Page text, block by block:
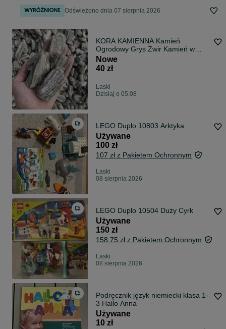
Odświeżono dnia 07 sierpnia 2026
KORA KAMIENNA Kamień
Ogrodowy Grys Żwir Kamień w
Workach Opaska
Nowe
40 zł
Laski
Dzisiaj o 05:08
LEGO Duplo 10803 Arktyka
Używane
100 zł
107 zł z Pakietem Ochronnym
Laski
08 sierpnia 2026
LEGO Duplo 10504 Duży Cyrk
Używane
150 zł
158,75 zł z Pakietem Ochronnym
Laski
08 sierpnia 2026
Podręcznik język niemiecki klasa 1-
3 Hallo Anna
Używane
10 zł